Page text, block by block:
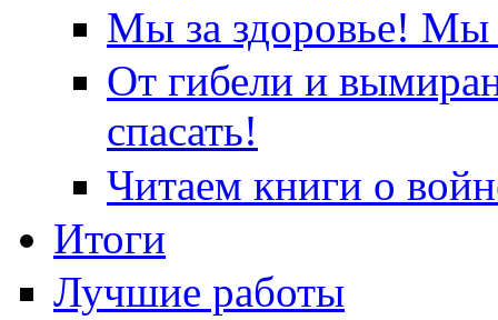
Мы за здоровье! Мы
От гибели и
спасать!
Читаем книги о
Итоги
Лучшие работы